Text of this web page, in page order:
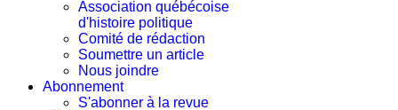
Association québécoise
d'histoire politique
Comité de rédaction
Soumettre un article
Nous joindre
Abonnement
S'abonner à la revue